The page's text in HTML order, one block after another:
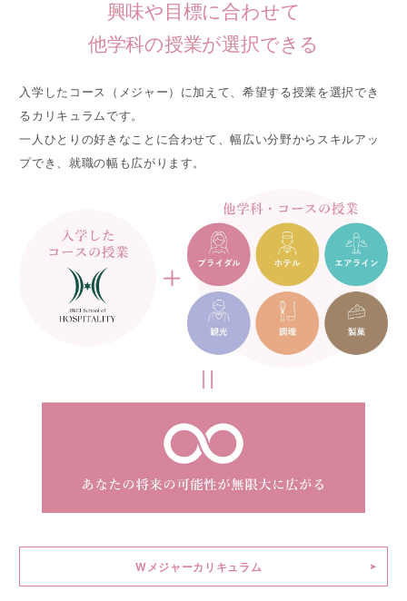
興味や目標に合わせて
他学科の授業が選択できる
入学したコース（メジャー）に加えて、希望する授業を選択でき
るカリキュラムです。
一人ひとりの好きなことに合わせて、幅広い分野からスキルアッ
プでき、就職の幅も広がります。
Wメジャーカリキュラム